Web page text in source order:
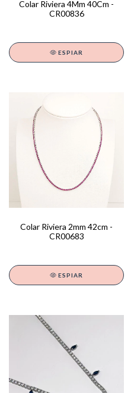
Colar Riviera 4Mm 40Cm -
CR00836
ESPIAR
Colar Riviera 2mm 42cm -
CR00683
ESPIAR